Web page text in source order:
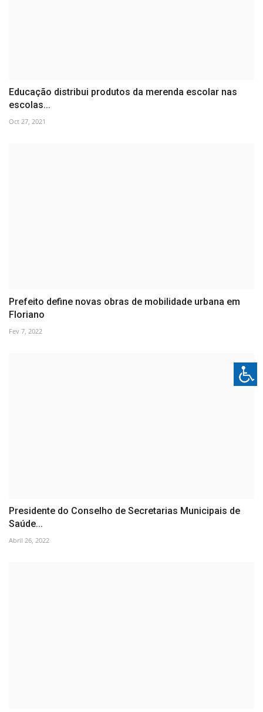
Educação distribui produtos da merenda escolar nas
escolas...
Oct 27, 2021
Prefeito define novas obras de mobilidade urbana em
Floriano
Fev 7, 2022
Presidente do Conselho de Secretarias Municipais de
Saúde...
Abril 26, 2022